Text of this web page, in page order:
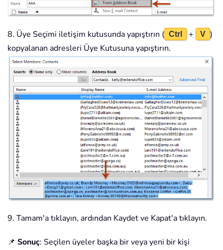
8. Üye Seçimi iletişim kutusunda yapıştırın ( Ctrl + V )
kopyalanan adresleri Üye Kutusuna yapıştırın.
9. Tamam'a tıklayın, ardından Kaydet ve Kapat'a tıklayın.
📌 Sonuç: Seçilen üyeler başka bir veya yeni bir kişi